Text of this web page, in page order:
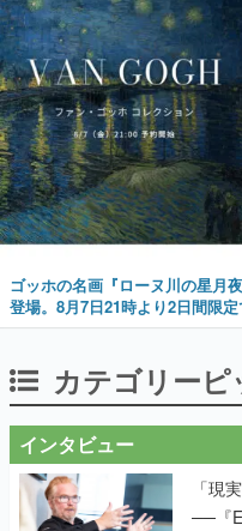
ゴッホの名画『ローヌ川の星月
登場。8月7日21時より2日間限
カテゴリー
インタビュー
「現
──『